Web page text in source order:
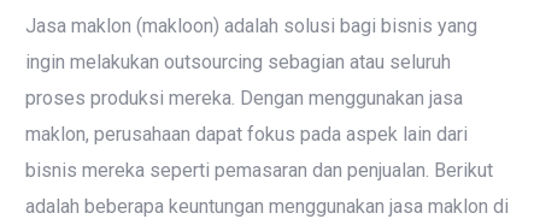
Jasa maklon (makloon) adalah solusi bagi bisnis yang
ingin melakukan outsourcing sebagian atau seluruh
proses produksi mereka. Dengan menggunakan jasa
maklon, perusahaan dapat fokus pada aspek lain dari
bisnis mereka seperti pemasaran dan penjualan. Berikut
adalah beberapa keuntungan menggunakan jasa maklon di